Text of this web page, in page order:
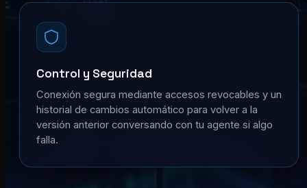
Control y Seguridad
Conexión segura mediante accesos revocables y un
historial de cambios automático para volver a la
versión anterior conversando con tu agente si algo
falla.